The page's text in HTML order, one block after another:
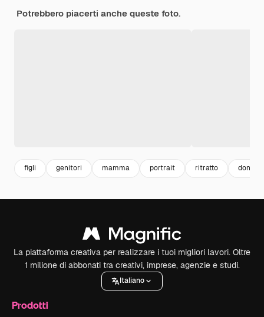
Potrebbero piacerti anche queste foto.
figli genitori mamma portrait ritratto donna
La piattaforma creativa per realizzare i tuoi migliori lavori. Oltre
1 milione di abbonati tra creativi, imprese, agenzie e studi.
Italiano
Prodotti